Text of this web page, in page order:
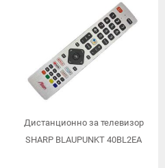
Дистанционно за телевизор
SHARP BLAUPUNKT 40BL2EA